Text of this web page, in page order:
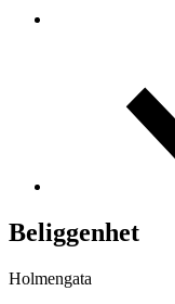
Beliggenhet
Holmengata